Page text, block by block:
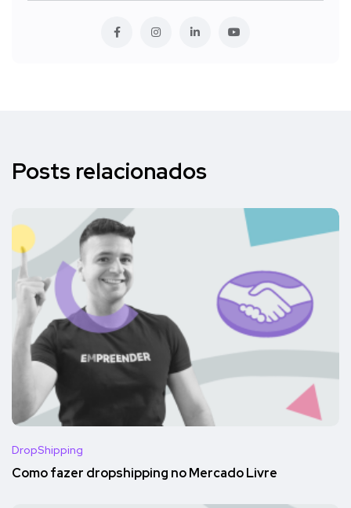
Posts relacionados
DropShipping
Como fazer dropshipping no Mercado Livre